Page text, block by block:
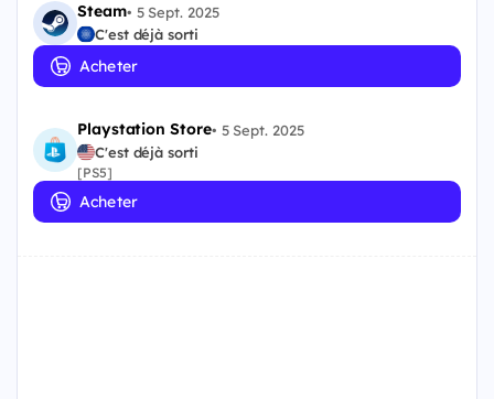
Steam• 5 Sept. 2025
C'est déjà sorti
Acheter
Playstation Store• 5 Sept. 2025
C'est déjà sorti
[PS5]
Acheter